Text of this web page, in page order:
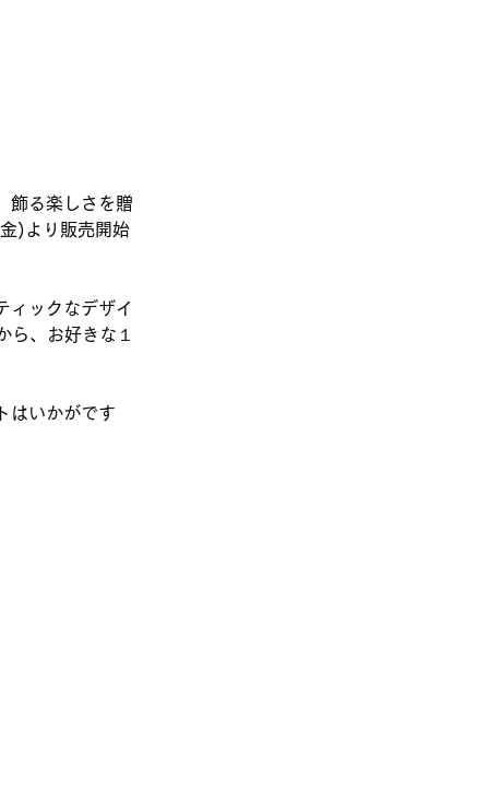
飾る楽しさを贈
)より販売開始
ィックなデザイ
、お好きな１
はいかがです